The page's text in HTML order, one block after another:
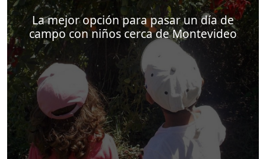
La mejor opción para pasar un día de
campo con niños cerca de Montevideo